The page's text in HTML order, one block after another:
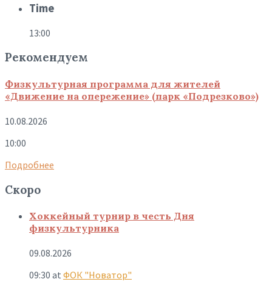
Time
13:00
Рекомендуем
Физкультурная программа для жителей
«Движение на опережение» (парк «Подрезково»)
10.08.2026
10:00
Подробнее
Скоро
Хоккейный турнир в честь Дня
физкультурника
09.08.2026
09:30 at ФОК "Новатор"